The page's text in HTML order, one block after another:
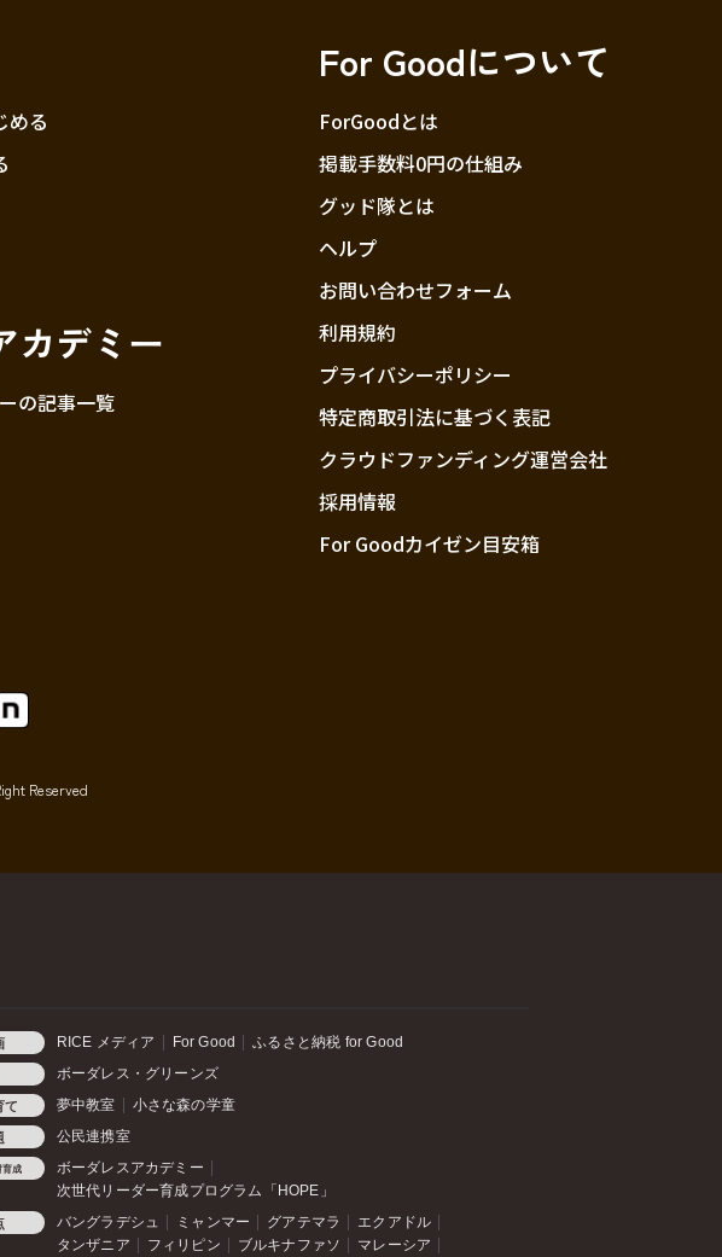
める
カデミー
の記事一覧
For Goodについて
ForGoodとは
掲載手数料0円の仕組み
グッド隊とは
ヘルプ
お問い合わせフォーム
利用規約
プライバシーポリシー
特定商取引法に基づく表記
クラウドファンディング運営会社
採用情報
For Goodカイゼン目安箱
Reserved
RICE メディア For Good ふるさと納税 for Good
ボーダレス・グリーンズ
て 夢中教室 小さな森の学童
公民連携室
育成
ボーダレスアカデミー
次世代リーダー育成プログラム「HOPE」
バングラデシュ ミャンマー グアテマラ
エクアドル
タンザニア
フィリピン ブルキナファソ マレーシア